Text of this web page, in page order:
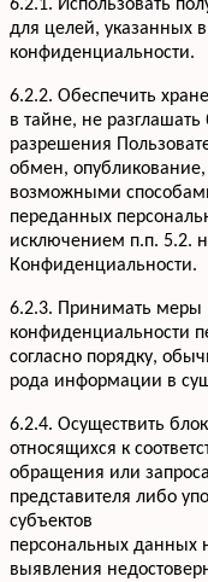
6.2.1. Использовать
для целей, указанных
конфиденциальности.
6.2.2. Обеспечить
в тайне, не
разрешения
обмен,
возможными
переданных
исключением п.п. 5.2.
Конфиденциальности.
6.2.3. Принимать меры
конфиденциальности
согласно порядку,
рода информации в
6.2.4. Осуществить
относящихся к
обращения или
представителя либо
субъектов
персональных данных
выявления